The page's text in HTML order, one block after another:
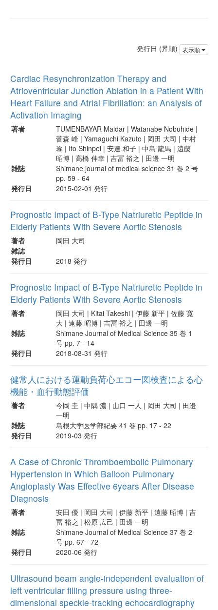
発行日 (昇順) 表示順
Cardiac Resynchronization Therapy and
Atrioventricular Junction Ablation in a Patient With
Heart Failure and Atrial Fibrillation: an Analysis of
Activation Imaging
著者
TUMENBAYAR Maidar | Watanabe Nobuhide |
菅森 峰 | Yamaguchi Kazuto | 岡田 大司 | 中村
琢 | Ito Shinpei | 安達 和子 | 中島 龍馬 | 遠藤
昭博 | 高橋 伸幸 | 吉冨 裕之 | 田邊 一明
雑誌
Shimane journal of medical science 31 巻 2 号
pp. 59 - 64
発行日
2015-02-01 発行
Prognostic Impact of B-Type Natriuretic Peptide in
Elderly Patients With Severe Aortic Stenosis
著者
岡田 大司
雑誌
発行日
2018 発行
Prognostic Impact of B-Type Natriuretic Peptide in
Elderly Patients With Severe Aortic Stenosis
著者
岡田 大司 | Kitai Takeshi | 伊藤 新平 | 佐藤 寛
大 | 遠藤 昭博 | 吉冨 裕之 | 田邊 一明
雑誌
Shimane Journal of Medical Science 35 巻 1
号 pp. 7 - 14
発行日
2018-08-31 発行
健常人における運動負荷心エコー図検査による心
機能・血行動態評価
著者
今岡 圭 | 中隅 濃 | 山口 一人 | 岡田 大司 | 田邊
一明
雑誌
島根大学医学部紀要 41 巻 pp. 17 - 22
発行日
2019-03 発行
A Case of Chronic Thromboembolic Pulmonary
Hypertension in Which Balloon Pulmonary
Angioplasty Was Effective 6years After Disease
Diagnosis
著者
安田 優 | 岡田 大司 | 伊藤 新平 | 遠藤 昭博 | 吉
冨 裕之 | 松原 広己 | 田邊 一明
雑誌
Shimane Journal of Medical Science 37 巻 2
号 pp. 67 - 72
発行日
2020-06 発行
Ultrasound beam angle-independent evaluation of
left ventricular filling pressure using three-
dimensional speckle-tracking echocardiography